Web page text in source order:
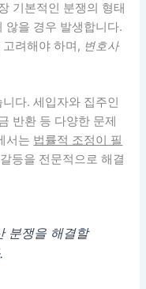
기본적인 분쟁의 형태
않을 경우 발생합니다.
려해야 하며, 변호사
다. 세입자와 집주인
반환 등 다양한 문제
서는 법률적 조정이 필
등을 전문적으로 해결
분쟁을 해결할